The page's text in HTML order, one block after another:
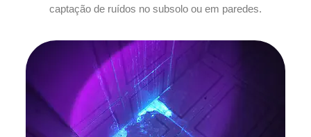
captação de ruídos no subsolo ou em paredes.